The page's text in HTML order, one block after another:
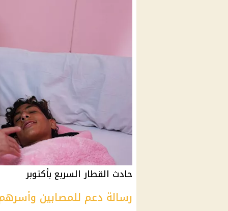
حادث القطار السريع بأكتوبر
رسالة دعم للمصابين